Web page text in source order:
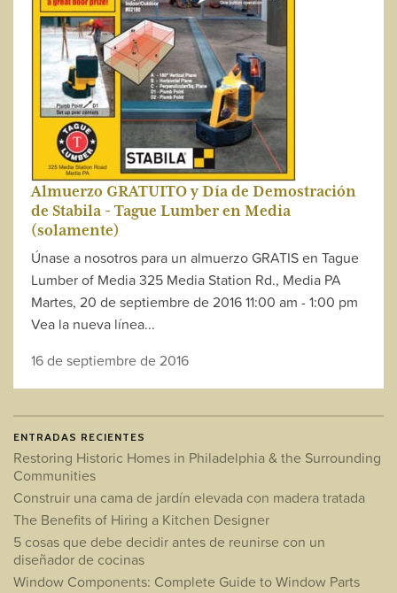
Almuerzo GRATUITO y Día de Demostración
de Stabila - Tague Lumber en Media
(solamente)
Únase a nosotros para un almuerzo GRATIS en Tague
Lumber of Media 325 Media Station Rd., Media PA
Martes, 20 de septiembre de 2016 11:00 am - 1:00 pm
Vea la nueva línea...
16 de septiembre de 2016
ENTRADAS RECIENTES
Restoring Historic Homes in Philadelphia & the Surrounding
Communities
Construir una cama de jardín elevada con madera tratada
The Benefits of Hiring a Kitchen Designer
5 cosas que debe decidir antes de reunirse con un
diseñador de cocinas
Window Components: Complete Guide to Window Parts